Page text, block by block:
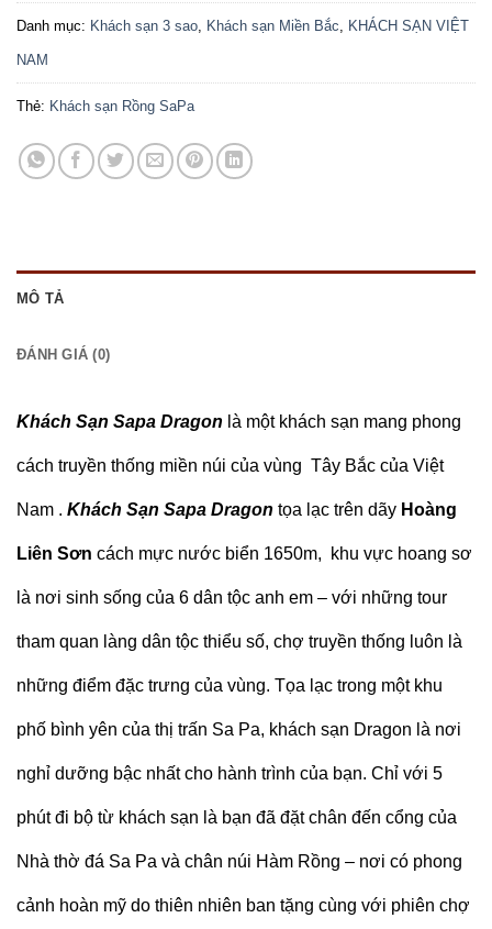
Danh mục: Khách sạn 3 sao, Khách sạn Miền Bắc, KHÁCH SẠN VIỆT
NAM
Thẻ: Khách sạn Rồng SaPa
MÔ TẢ
ĐÁNH GIÁ (0)
Khách Sạn Sapa Dragon là một khách sạn mang phong
cách truyền thống miền núi của vùng Tây Bắc của Việt
Nam . Khách Sạn Sapa Dragon tọa lạc trên dãy Hoàng
Liên Sơn cách mực nước biển 1650m, khu vực hoang sơ
là nơi sinh sống của 6 dân tộc anh em – với những tour
tham quan làng dân tộc thiểu số, chợ truyền thống luôn là
những điểm đặc trưng của vùng. Tọa lạc trong một khu
phố bình yên của thị trấn Sa Pa, khách sạn Dragon là nơi
nghỉ dưỡng bậc nhất cho hành trình của bạn. Chỉ với 5
phút đi bộ từ khách sạn là bạn đã đặt chân đến cổng của
Nhà thờ đá Sa Pa và chân núi Hàm Rồng – nơi có phong
cảnh hoàn mỹ do thiên nhiên ban tặng cùng với phiên chợ